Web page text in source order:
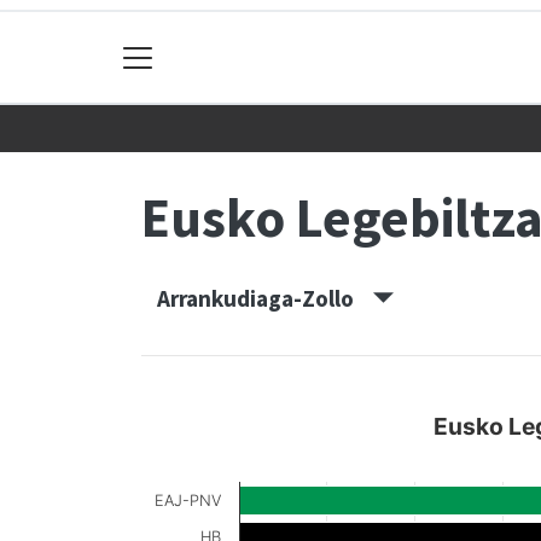
Eusko
Arrankudiaga-Zollo
Eusko
EAJ-PNV
HB